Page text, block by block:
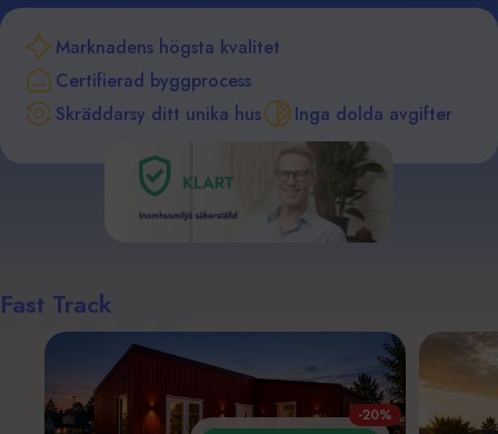
Marknadens högsta kvalitet
Certifierad byggprocess
Skräddarsy ditt unika hus
Inga dolda avgifter
Fast Track
-20%